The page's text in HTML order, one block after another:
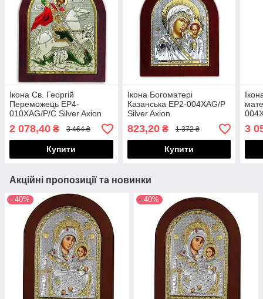
Ікона Св. Георгій
Переможець EP4-
010XAG/P/C Silver Axion
2 078,40 ₴ 3 464 ₴
Купити
Ікона Богоматері
Казанська EP2-004XAG/P
Silver Axion
823,20₴ 1 372 ₴
Купити
3
Акційні пропозиції та новинки
–40% –40%